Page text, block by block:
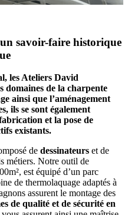
savoir-faire historique
les Ateliers David
domaines de la charpente
ainsi que l’aménagement
ils se sont également
et la pose de
existants.
de dessinateurs et de
métiers. Notre outil de
est équipé d’un parc
de thermolaquage adaptés à
assurent le montage des
de qualité et de sécurité en